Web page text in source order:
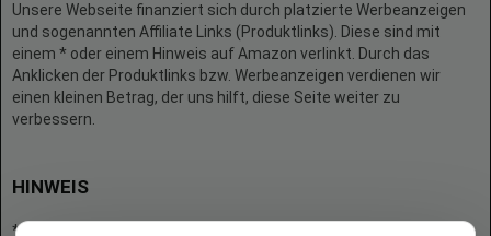
Unsere Webseite finanziert sich durch platzierte Werbeanzeigen
und sogenannten Affiliate Links (Produktlinks). Diese sind mit
einem * oder einem Hinweis auf Amazon verlinkt. Durch das
Anklicken der Produktlinks bzw. Werbeanzeigen verdienen wir
einen kleinen Betrag, der uns hilft, diese Seite weiter zu
verbessern.
HINWEIS
* = Afilliate-Link (=Werbung)